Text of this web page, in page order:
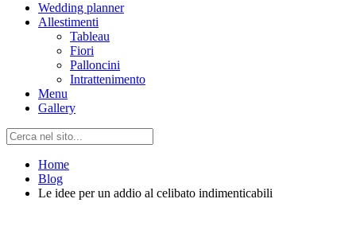
Wedding planner
Allestimenti
Tableau
Fiori
Palloncini
Intrattenimento
Menu
Gallery
Home
Blog
Le idee per un addio al celibato indimenticabili